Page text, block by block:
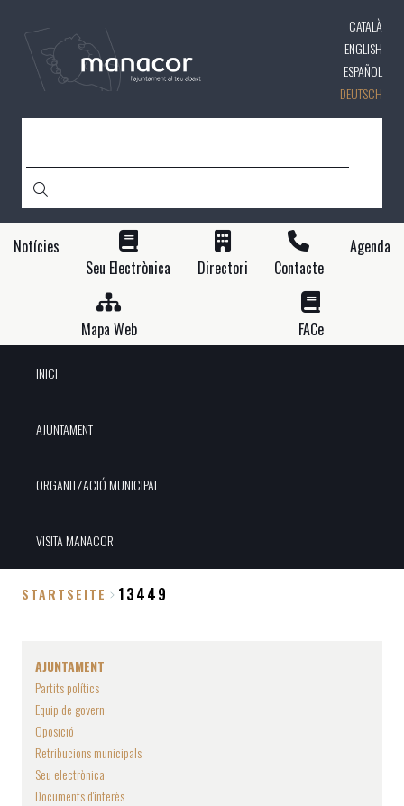
CATALÀ
ENGLISH
ESPAÑOL
DEUTSCH
Notícies
Seu Electrònica
Directori Contacte
Agenda
Mapa Web FACe
INICI
AJUNTAMENT
ORGANITZACIÓ MUNICIPAL
VISITA MANACOR
STARTSEITE 13449
AJUNTAMENT
Partits polítics
Equip de govern
Oposició
Retribucions municipals
Seu electrònica
Documents d'interès